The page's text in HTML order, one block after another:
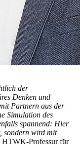
der
Denken und
Partnern aus der
Simulation des
spannend: Hier
sondern wird mit
HTWK-Professur für